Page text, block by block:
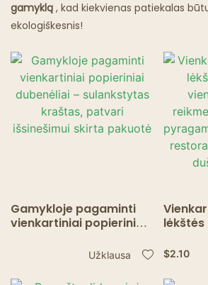
gamyklą , kad kiekvienas patiekalas
ekologiškesnis!
Gamykloje pagaminti
vienkartiniai popieriniai
sulankstytas kraštas,
skirta pakuotė
Užklausa
lėkštės
lėkštė
$2.10